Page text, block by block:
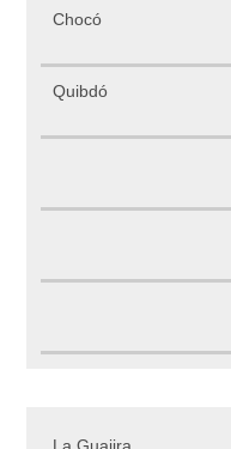
Chocó
Quibdó
La Guajira